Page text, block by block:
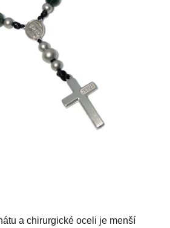
a chirurgické oceli je menší